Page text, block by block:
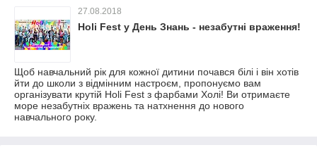
27.08.2018
Holi Fest у День Знань - незабутні враження!
Щоб навчальний рік для кожної дитини почався білі і він хотів
йти до школи з відмінним настроєм, пропонуємо вам
організувати крутій Holi Fest з фарбами Холі! Ви отримаєте
море незабутніх вражень та натхнення до нового
навчального року.